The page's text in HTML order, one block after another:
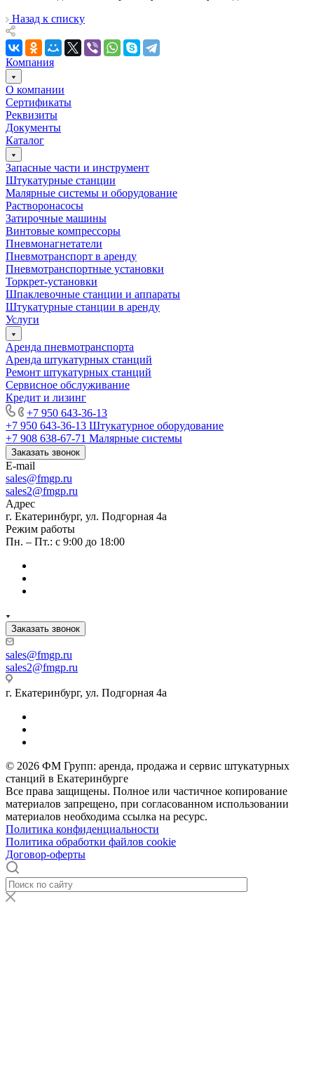
Назад к списку
Компания
О компании
Сертификаты
Реквизиты
Документы
Каталог
Запасные части и инструмент
Штукатурные станции
Малярные системы и оборудование
Растворонасосы
Затирочные машины
Винтовые компрессоры
Пневмонагнетатели
Пневмотранспорт в аренду
Пневмотранспортные установки
Торкрет-установки
Шпаклевочные станции и аппараты
Штукатурные станции в аренду
Услуги
Аренда пневмотранспорта
Аренда штукатурных станций
Ремонт штукатурных станций
Сервисное обслуживание
Кредит и лизинг
+7 950 643-36-13
+7 950 643-36-13 Штукатурное оборудование
+7 908 638-67-71 Малярные системы
Заказать звонок
E-mail
sales@fmgp.ru
sales2@fmgp.ru
Адрес
г. Екатеринбург, ул. Подгорная 4а
Режим работы
Пн. – Пт.: с 9:00 до 18:00
Заказать звонок
sales@fmgp.ru
sales2@fmgp.ru
г. Екатеринбург, ул. Подгорная 4а
© 2026 ФМ Групп: аренда, продажа и сервис штукатурных
станций в Екатеринбурге
Все права защищены. Полное или частичное копирование
материалов запрещено, при согласованном использовании
материалов необходима ссылка на ресурс.
Политика конфиденциальности
Политика обработки файлов cookie
Договор-оферты